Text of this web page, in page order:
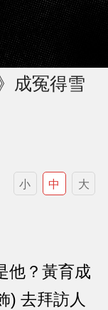
成冤得雪
小 中 大
他？黃育成
) 去拜訪人